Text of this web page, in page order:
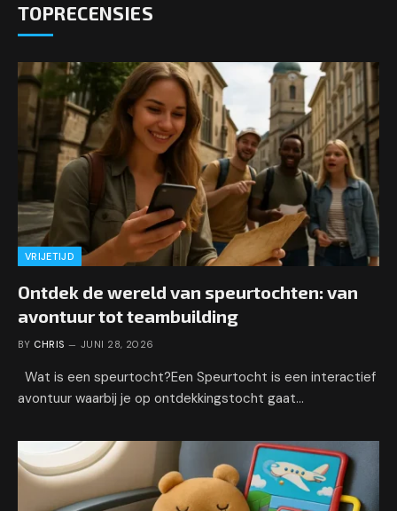
TOPRECENSIES
VRIJETIJD
Ontdek de wereld van speurtochten: van
avontuur tot teambuilding
BY CHRIS JUNI 28, 2026
Wat is een speurtocht?Een Speurtocht is een interactief
avontuur waarbij je op ontdekkingstocht gaat…